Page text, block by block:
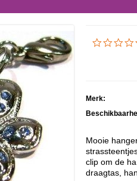
Merk:
Mooie
clip om de
draagtas,